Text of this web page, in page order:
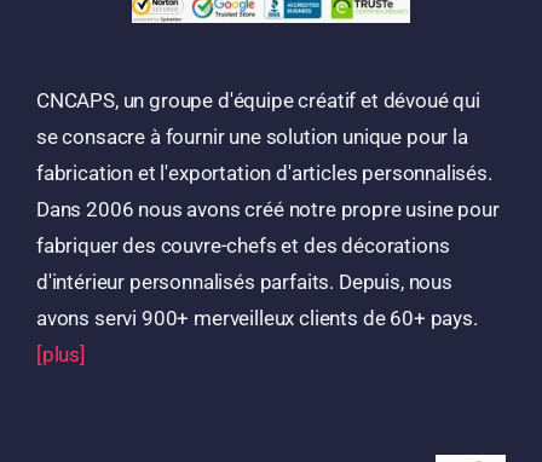
CNCAPS, un groupe d'équipe créatif et dévoué qui
se consacre à fournir une solution unique pour la
fabrication et l'exportation d'articles personnalisés.
Dans 2006 nous avons créé notre propre usine pour
fabriquer des couvre-chefs et des décorations
d'intérieur personnalisés parfaits. Depuis, nous
avons servi 900+ merveilleux clients de 60+ pays.
[plus]